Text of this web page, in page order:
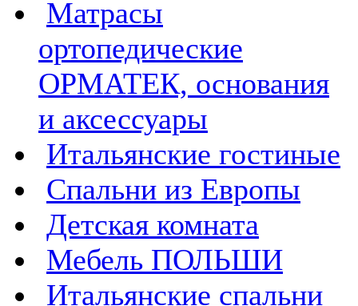
Матрасы
ортопедические
ОРМАТЕК, основания
и аксессуары
Итальянские гостиные
Спальни из Европы
Детская комната
Мебель ПОЛЬШИ
Итальянские спальни